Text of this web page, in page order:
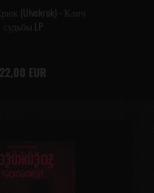
(Ulvekrok) - Клич
судьбы LP
22,00 EUR